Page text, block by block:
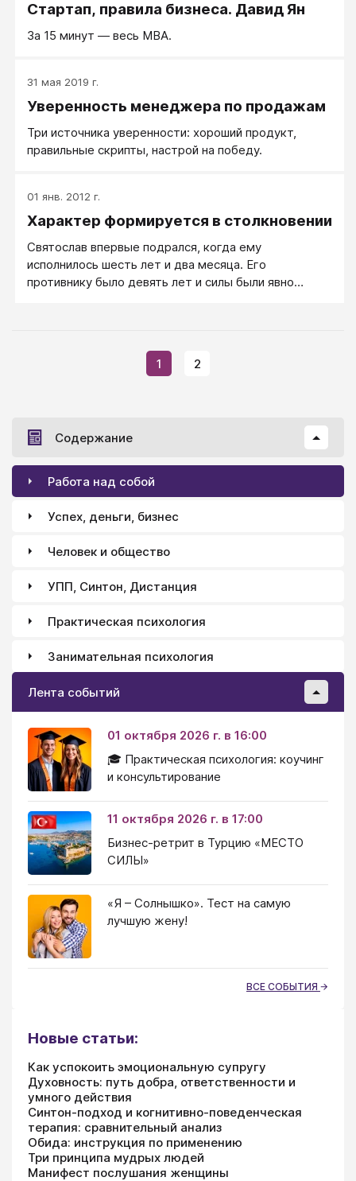
Стартап, правила бизнеса. Давид Ян
За 15 минут — весь MBA.
31 мая 2019 г.
Уверенность менеджера по продажам
Три источника уверенности: хороший продукт,
правильные скрипты, настрой на победу.
01 янв. 2012 г.
Характер формируется в столкновении
Святослав впервые подрался, когда ему
исполнилось шесть лет и два месяца. Его
противнику было девять лет и силы были явно
1 2
Содержание
Работа над собой
Успех, деньги, бизнес
Человек и общество
УПП, Синтон, Дистанция
Практическая психология
Занимательная психология
Лента событий
01 октября 2026 г. в 16:00
🎓 Практическая психология: коучинг
и консультирование
11 октября 2026 г. в 17:00
Бизнес-ретрит в Турцию «МЕСТО
СИЛЫ»
«Я – Солнышко». Тест на самую
лучшую жену!
ВСЕ СОБЫТИЯ
Новые статьи:
Как успокоить эмоциональную супругу
Духовность: путь добра, ответственности и
умного действия
Синтон-подход и когнитивно-поведенческая
терапия: сравнительный анализ
Обида: инструкция по применению
Три принципа мудрых людей
Манифест послушания женщины